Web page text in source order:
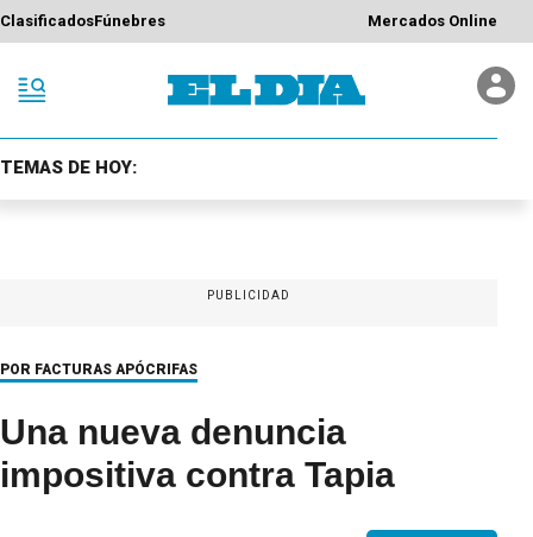
ClasificadosFúnebres Mercados Online
TEMAS DE HOY:
PUBLICIDAD
POR FACTURAS APÓCRIFAS
Una nueva denuncia
impositiva contra Tapia